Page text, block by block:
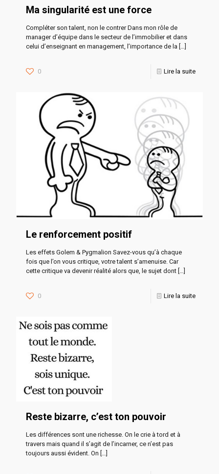
Ma singularité est une force
Compléter son talent, non le contrer Dans mon rôle de
manager d’équipe dans le secteur de l’immobilier et dans
celui d’enseignant en management, l’importance de la […]
0 Lire la suite
Le renforcement positif
Les effets Golem & Pygmalion Savez-vous qu’à chaque
fois que l’on vous critique, votre talent s’amenuise. Car
cette critique va devenir réalité alors que, le sujet dont […]
0 Lire la suite
Reste bizarre, c’est ton pouvoir
Les différences sont une richesse. On le crie à tord et à
travers mais quand il s’agit de l’incarner, ce n’est pas
toujours aussi évident. On […]